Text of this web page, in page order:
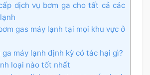
dịch vụ bơm ga cho tất cả các
gas máy lạnh tại mọi khu vực ở
ga máy lạnh định kỳ có tác hại gì?
loại nào tốt nhất